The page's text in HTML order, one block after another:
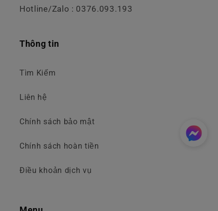
Hotline/Zalo : 0376.093.193
Thông tin
Tìm Kiếm
Liên hệ
Chính sách bảo mật
Chính sách hoàn tiền
Điều khoản dịch vụ